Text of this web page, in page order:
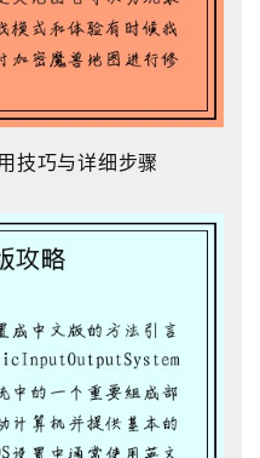
技巧与详细步骤